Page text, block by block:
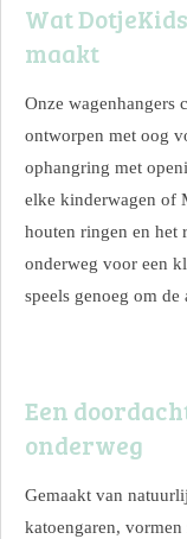
Wat
maakt
Onze wagenhangers
ontworpen met oog
ophangring met
elke kinderwagen of
houten ringen en het
onderweg voor een
speels genoeg om
Een
onderweg
Gemaakt van
katoengaren,